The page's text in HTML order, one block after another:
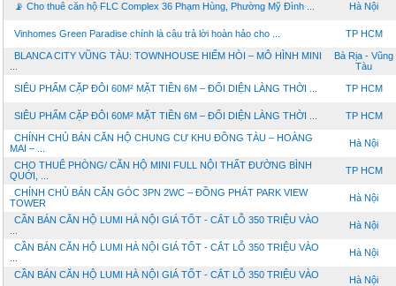
📡 Cho thuê căn hộ FLC Complex 36 Phạm Hùng, Phường Mỹ Đình ... Hà Nội
Vinhomes Green Paradise chính là câu trả lời hoàn hảo cho ... TP HCM
BLANCA CITY VŨNG TÀU: TOWNHOUSE HIẾM HÒI – MÔ HÌNH MINI
Bà Rịa - Vũng
Tàu
SIÊU PHẨM CẶP ĐÔI 60M² MẶT TIỀN 6M – ĐỐI DIỆN LÀNG THỜI ... TP HCM
SIÊU PHẨM CẶP ĐÔI 60M² MẶT TIỀN 6M – ĐỐI DIỆN LÀNG THỜI ... TP HCM
CHÍNH CHỦ BÁN CĂN HỘ CHUNG CƯ KHU ĐỒNG TÀU – HOÀNG
MAI – ...
Hà Nội
CHO THUÊ PHÒNG/ CĂN HỘ MINI FULL NỘI THẤT ĐƯỜNG BÌNH
QUỚI, ...
TP HCM
CHÍNH CHỦ BÁN CĂN GÓC 3PN 2WC – ĐỒNG PHÁT PARK VIEW
TOWER
Hà Nội
CẦN BÁN CĂN HỘ LUMI HÀ NỘI GIÁ TỐT - CẮT LỖ 350 TRIỆU VÀO
Hà Nội
CẦN BÁN CĂN HỘ LUMI HÀ NỘI GIÁ TỐT - CẮT LỖ 350 TRIỆU VÀO
Hà Nội
CẦN BÁN CĂN HỘ LUMI HÀ NỘI GIÁ TỐT - CẮT LỖ 350 TRIỆU VÀO
Hà Nội